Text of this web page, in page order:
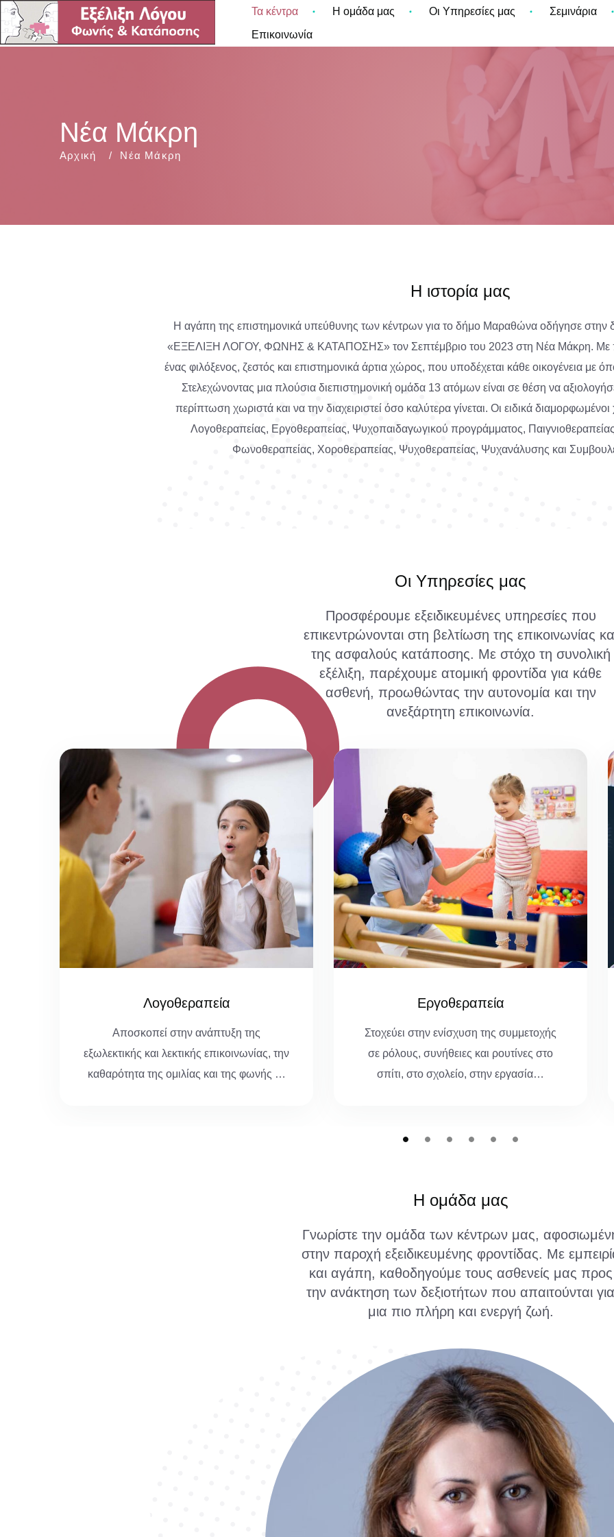
Τα κέντρα Η ομάδα μας Οι Υπηρεσίες μας
Σεμινάρια
Επικοινωνία
Νέα Μάκρη
Αρχική Νέα Μάκρη
Η ιστορία μας
Η αγάπη της επιστημονικά υπεύθυνης των κέντρων για το δήμο Μαραθώνα οδήγησε στην
«ΕΞΕΛΙΞΗ ΛΟΓΟΥ, ΦΩΝΗΣ & ΚΑΤΑΠΟΣΗΣ» τον Σεπτέμβριο του 2023 στη Νέα Μάκρη. Με
ένας φιλόξενος, ζεστός και επιστημονικά άρτια χώρος, που υποδέχεται κάθε οικογένεια με
Στελεχώνοντας μια πλούσια διεπιστημονική ομάδα 13 ατόμων είναι σε θέση να
περίπτωση χωριστά και να την διαχειριστεί όσο καλύτερα γίνεται. Οι ειδικά
Λογοθεραπείας, Εργοθεραπείας, Ψυχοπαιδαγωγικού προγράμματος,
Φωνοθεραπείας, Χοροθεραπείας, Ψυχοθεραπείας, Ψυχανάλυσης και
Οι Υπηρεσίες μας
Προσφέρουμε εξειδικευμένες υπηρεσίες που
επικεντρώνονται στη βελτίωση της επικοινωνίας
της ασφαλούς κατάποσης. Με στόχο τη συνολική
εξέλιξη, παρέχουμε ατομική φροντίδα για κάθε
ασθενή, προωθώντας την αυτονομία και την
ανεξάρτητη επικοινωνία.
Εργοθεραπεία
Στοχεύει στην ενίσχυση της συμμετοχής
σε ρόλους, συνήθειες και ρουτίνες στο
σπίτι, στο σχολείο, στην εργασία…
Αποκατάσταση Νευρολογικών
Οι νευρολογικές διαταραχές απορρέουν
από βλάβες στον εγκέφαλο, όπως είναι …
Η ομάδα μας
Γνωρίστε την ομάδα των κέντρων μας,
στην παροχή εξειδικευμένης φροντίδας. Με
και αγάπη, καθοδηγούμε τους ασθενείς μας προς
την ανάκτηση των δεξιοτήτων που απαιτούνται για
μια πιο πλήρη και ενεργή ζωή.